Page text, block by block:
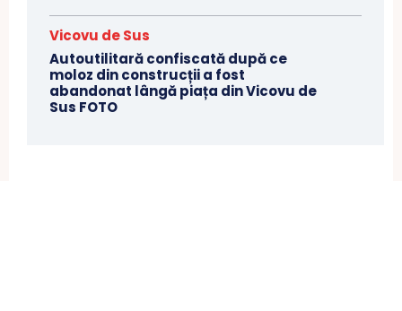
Vicovu de Sus
Autoutilitară confiscată după ce
moloz din construcții a fost
abandonat lângă piața din Vicovu de
Sus FOTO